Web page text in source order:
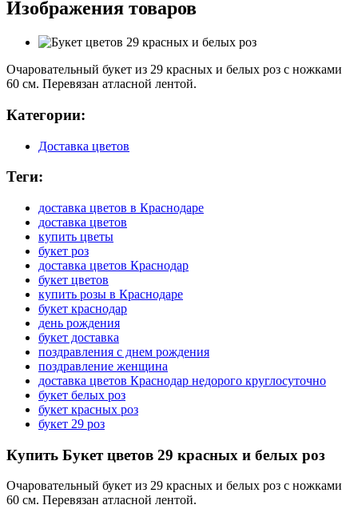
Изображения товаров
Очаровательный букет из 29 красных и белых роз с ножками
60 см. Перевязан атласной лентой.
Категории:
Доставка цветов
Теги:
доставка цветов в Краснодаре
доставка цветов
купить цветы
букет роз
доставка цветов Краснодар
букет цветов
купить розы в Краснодаре
букет краснодар
день рождения
букет доставка
поздравления с днем рождения
поздравление женщина
доставка цветов Краснодар недорого круглосуточно
букет белых роз
букет красных роз
букет 29 роз
Купить Букет цветов 29 красных и белых роз
Очаровательный букет из 29 красных и белых роз с ножками
60 см. Перевязан атласной лентой.